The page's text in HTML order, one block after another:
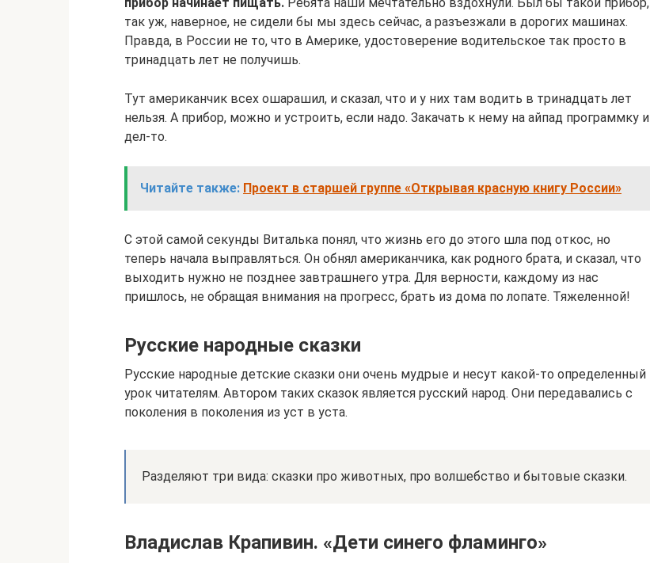
так уж, наверное, не сидели бы мы здесь сейчас, а разъезжали в дорогих машинах.
Правда, в России не то, что в Америке, удостоверение водительское так просто в
тринадцать лет не получишь.
Тут американчик всех ошарашил, и сказал, что и у них там водить в тринадцать лет
нельзя. А прибор, можно и устроить, если надо. Закачать к нему на айпад программку и
дел-то.
Читайте также: Проект в старшей группе «Открывая красную книгу России»
С этой самой секунды Виталька понял, что жизнь его до этого шла под откос, но
теперь начала выправляться. Он обнял американчика, как родного брата, и сказал, что
выходить нужно не позднее завтрашнего утра. Для верности, каждому из нас
пришлось, не обращая внимания на прогресс, брать из дома по лопате. Тяжеленной!
Русские народные сказки
Русские народные детские сказки они очень мудрые и несут какой-то определенный
урок читателям. Автором таких сказок является русский народ. Они передавались с
поколения в поколения из уст в уста.
Разделяют три вида: сказки про животных, про волшебство и бытовые сказки.
Владислав Крапивин. «Дети синего фламинго»